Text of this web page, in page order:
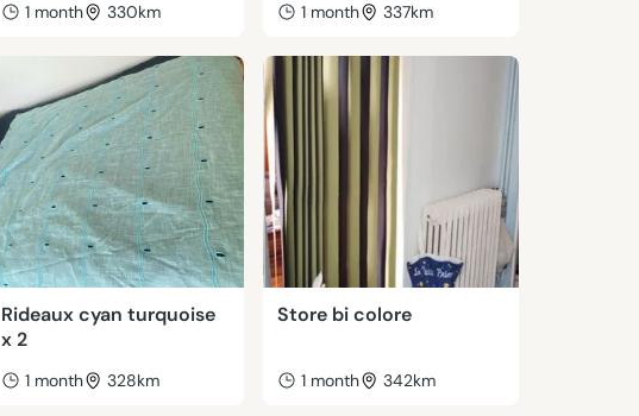
1 month 330km 1 month 337km
Rideaux cyan turquoise
x 2
1 month 328km
Store bi colore
1 month 342km